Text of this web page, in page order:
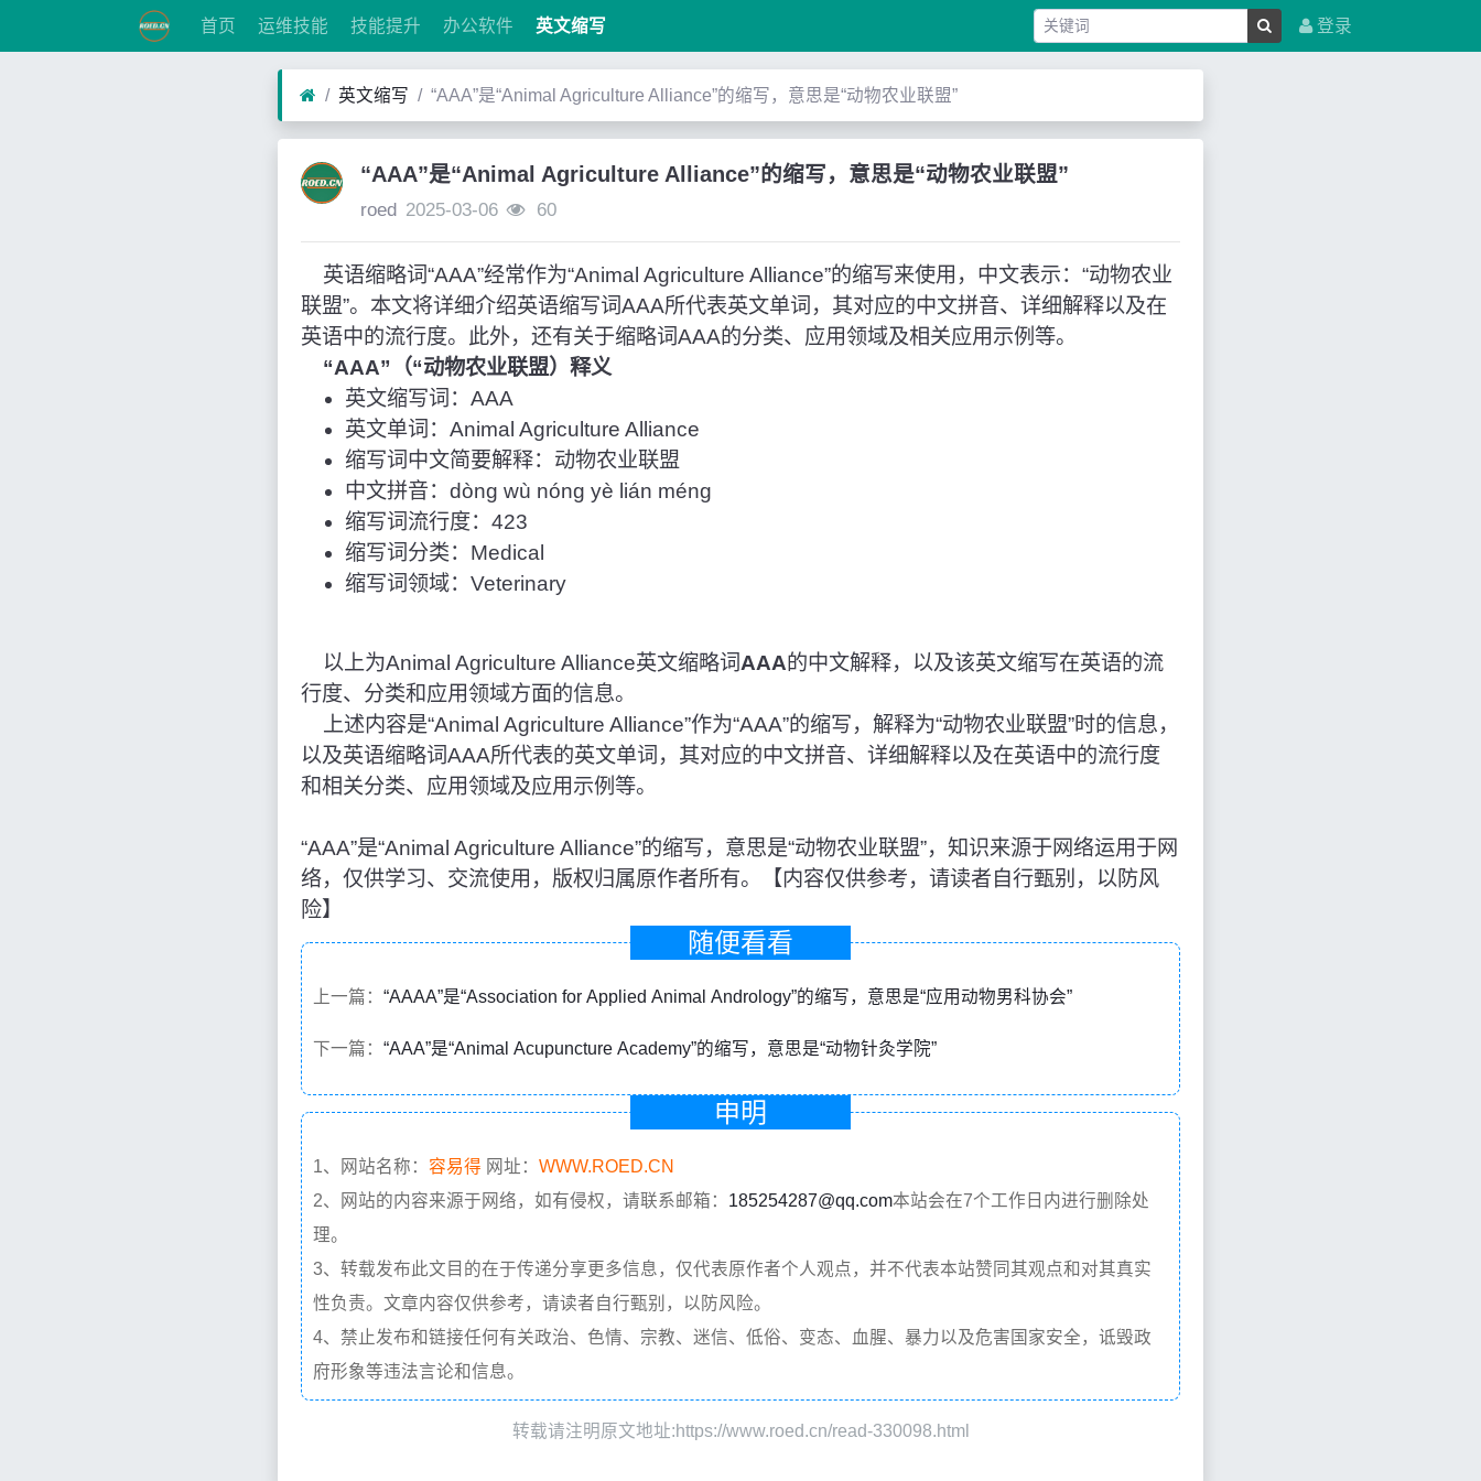
首页 运维技能 技能提升 办公软件 英文缩写 登录
英文缩写 “AAA”是“Animal Agriculture Alliance”的缩写，意思是“动物农业联盟”
“AAA”是“Animal Agriculture Alliance”的缩写，意思是“动物农业联盟”
roed 2025-03-06 60
英语缩略词“AAA”经常作为“Animal Agriculture Alliance”的缩写来使用，中文表示：“动物农业
联盟”。本文将详细介绍英语缩写词AAA所代表英文单词，其对应的中文拼音、详细解释以及在
英语中的流行度。此外，还有关于缩略词AAA的分类、应用领域及相关应用示例等。
“AAA”（“动物农业联盟）释义
英文缩写词：AAA
英文单词：Animal Agriculture Alliance
缩写词中文简要解释：动物农业联盟
中文拼音：dòng wù nóng yè lián méng
缩写词流行度：423
缩写词分类：Medical
缩写词领域：Veterinary
以上为Animal Agriculture Alliance英文缩略词 AAA的中文解释，以及该英文缩写在英语的流
行度、分类和应用领域方面的信息。
上述内容是“Animal Agriculture Alliance”作为“AAA”的缩写，解释为“动物农业联盟”时的信息，
以及英语缩略词AAA所代表的英文单词，其对应的中文拼音、详细解释以及在英语中的流行度
和相关分类、应用领域及应用示例等。
“AAA”是“Animal Agriculture Alliance”的缩写，意思是“动物农业联盟”，知识来源于网络运用于网
络，仅供学习、交流使用，版权归属原作者所有。【内容仅供参考，请读者自行甄别，以防风
险】
随便看看
上一篇： “AAAA”是“Association for Applied Animal Andrology”的缩写，意思是“应用动物男科协会”
下一篇： “AAA”是“Animal Acupuncture Academy”的缩写，意思是“动物针灸学院”
申明
1、网站名称： 容易得 网址： WWW.ROED.CN
2、网站的内容来源于网络，如有侵权，请联系邮箱： 185254287@qq.com本站会在7个工作日内进行删除处
理。
3、转载发布此文目的在于传递分享更多信息，仅代表原作者个人观点，并不代表本站赞同其观点和对其真实
性负责。文章内容仅供参考，请读者自行甄别，以防风险。
4、禁止发布和链接任何有关政治、色情、宗教、迷信、低俗、变态、血腥、暴力以及危害国家安全，诋毁政
府形象等违法言论和信息。
转载请注明原文地址:https://www.roed.cn/read-330098.html